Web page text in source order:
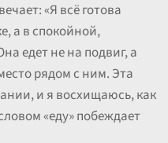
«Я всё готова
а в спокойной,
едет не на подвиг, а
рядом с ним. Эта
и я восхищаюсь, как
«еду» побеждает